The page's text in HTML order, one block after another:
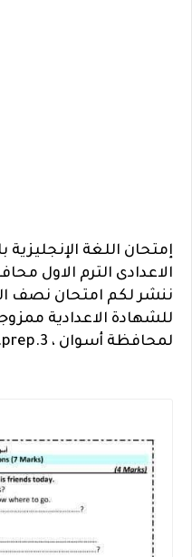
إمتحان اللغة الإنجليزية
الاعدادى الترم الاول
ننشر لكم امتحان نصف
للشهادة الاعدادية
لمحافظة أسوان ، Aswan.English.exam.prep.3